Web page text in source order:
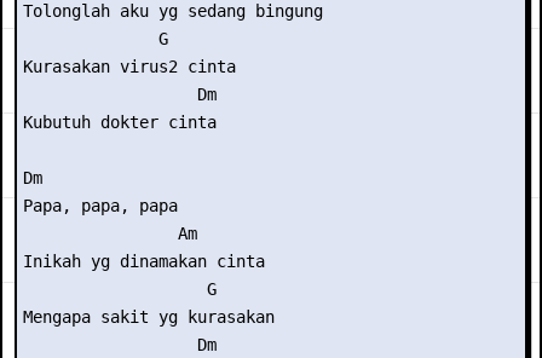
Tolonglah aku yg sedang bingung
              G
Kurasakan virus2 cinta
                  Dm
Kubutuh dokter cinta
Dm
Papa, papa, papa
                Am
Inikah yg dinamakan cinta
                   G
Mengapa sakit yg kurasakan
                  Dm